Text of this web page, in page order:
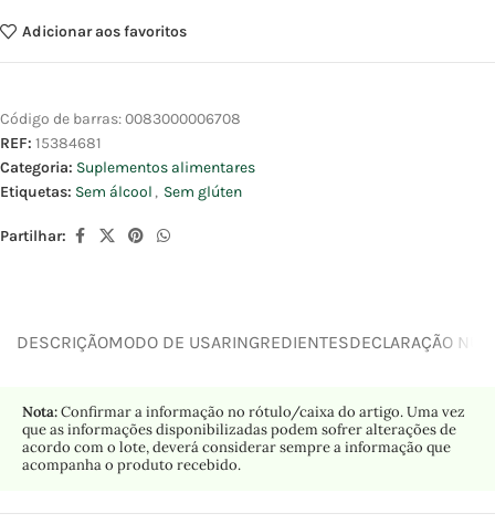
Adicionar aos favoritos
Código de barras:0083000006708
REF: 15384681
Categoria: Suplementos alimentares
Etiquetas: Sem álcool , Sem glúten
Partilhar:
DESCRIÇÃOMODO DE USARINGREDIENTESDECLARAÇÃO
Nota:Confirmar a informação no rótulo/caixa do artigo. Uma vez
que as informações disponibilizadas podem sofrer alterações de
acordo com o lote, deverá considerar sempre a informação que
acompanha o produto recebido.